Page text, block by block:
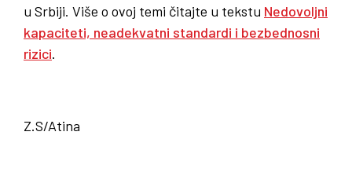
u Srbiji. Više o ovoj temi čitajte u tekstu Nedovoljni
kapaciteti, neadekvatni standardi i bezbednosni
rizici.
Z.S/Atina